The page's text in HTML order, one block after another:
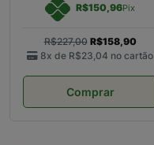
R$150,96Pix
R$227,00 R$158,90
8x de R$23,04 no cartão
Comprar